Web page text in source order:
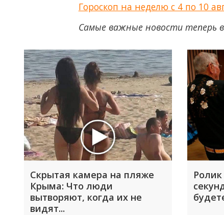
Гороскоп на неделю с 4 по 10
Самые важные новости теперь
Скрытая камера на пляже
Крыма: Что люди
вытворяют, когда их не
видят...